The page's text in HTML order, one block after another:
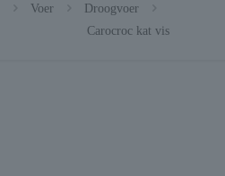
Voer
Droogvoer
Carocroc kat vis